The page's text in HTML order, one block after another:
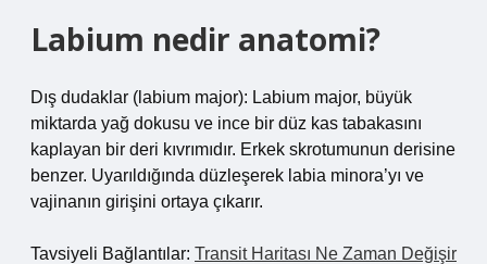
Labium nedir anatomi?
Dış dudaklar (labium major): Labium major, büyük
miktarda yağ dokusu ve ince bir düz kas tabakasını
kaplayan bir deri kıvrımıdır. Erkek skrotumunun derisine
benzer. Uyarıldığında düzleşerek labia minora’yı ve
vajinanın girişini ortaya çıkarır.
Tavsiyeli Bağlantılar: Transit Haritası Ne Zaman Değişir